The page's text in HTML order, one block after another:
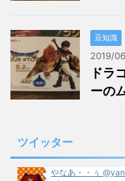
豆知識
2019/
ドラ
ーの
ツイッター
やなあ・・ぅ